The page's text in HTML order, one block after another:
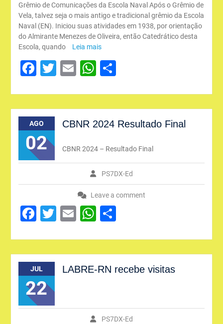
Grêmio de Comunicações da Escola Naval Após o Grêmio de
Vela, talvez seja o mais antigo e tradicional grêmio da Escola
Naval (EN). Iniciou suas atividades em 1938, por orientação
do Almirante Menezes de Oliveira, então Catedrático desta
Escola, quando
Leia mais
Facebook
Twitter
EmailWhatsApp
Share
AGO
02
CBNR 2024 Resultado Final
PS7DX-Ed
Leave a comment
CBNR 2024 – Resultado Final
Facebook
Twitter
EmailWhatsApp
Share
JUL
22
LABRE-RN recebe visitas
PS7DX-Ed